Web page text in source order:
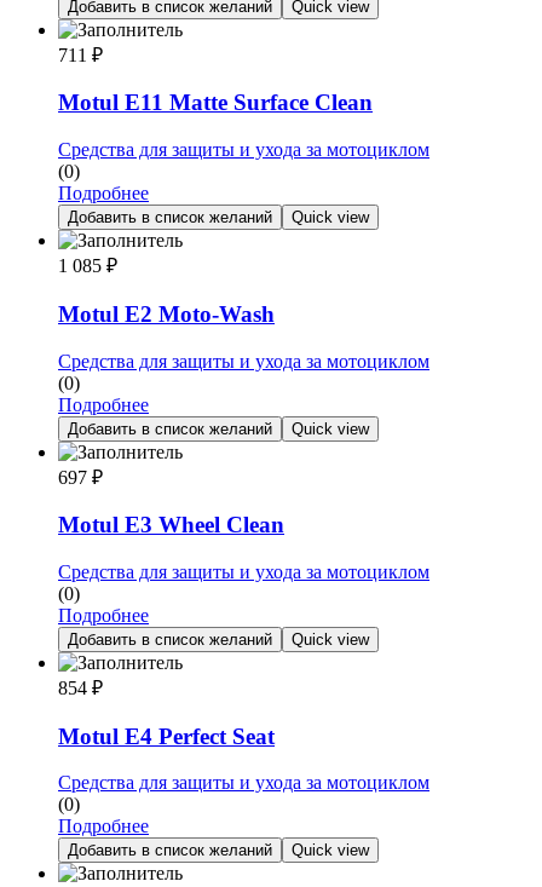
Добавить в список желаний Quick view
711 ₽
Motul E11 Matte Surface Clean
Средства для защиты и ухода за мотоциклом
(0)
Подробнее
Добавить в список желаний Quick view
1 085 ₽
Motul E2 Moto-Wash
Средства для защиты и ухода за мотоциклом
(0)
Подробнее
Добавить в список желаний Quick view
697 ₽
Motul E3 Wheel Clean
Средства для защиты и ухода за мотоциклом
(0)
Подробнее
Добавить в список желаний Quick view
854 ₽
Motul E4 Perfect Seat
Средства для защиты и ухода за мотоциклом
(0)
Подробнее
Добавить в список желаний Quick view